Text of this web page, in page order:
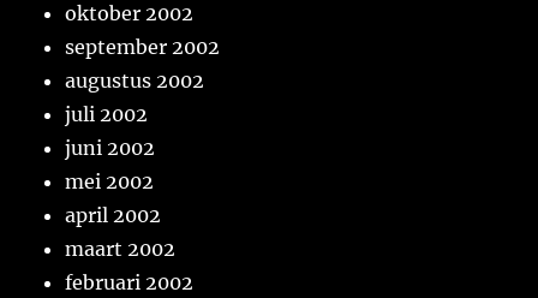
oktober 2002
september 2002
augustus 2002
juli 2002
juni 2002
mei 2002
april 2002
maart 2002
februari 2002